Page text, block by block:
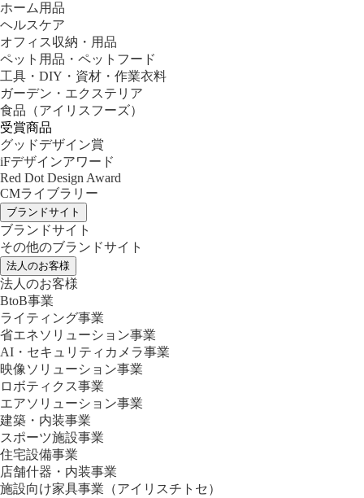
ホーム用品
ヘルスケア
オフィス収納・用品
ペット用品・ペットフード
工具・DIY・資材・作業衣料
ガーデン・エクステリア
食品 （アイリスフーズ）
受賞商品
グッドデザイン賞
iFデザインアワード
Red Dot Design Award
CMライブラリー
ブランドサイト
ブランドサイト
その他のブランドサイト
法人のお客様
法人のお客様
BtoB事業
ライティング事業
省エネソリューション事業
AI・セキュリティカメラ事業
映像ソリューション事業
ロボティクス事業
エアソリューション事業
建築・内装事業
スポーツ施設事業
住宅設備事業
店舗什器・内装事業
施設向け家具事業 （アイリスチトセ）